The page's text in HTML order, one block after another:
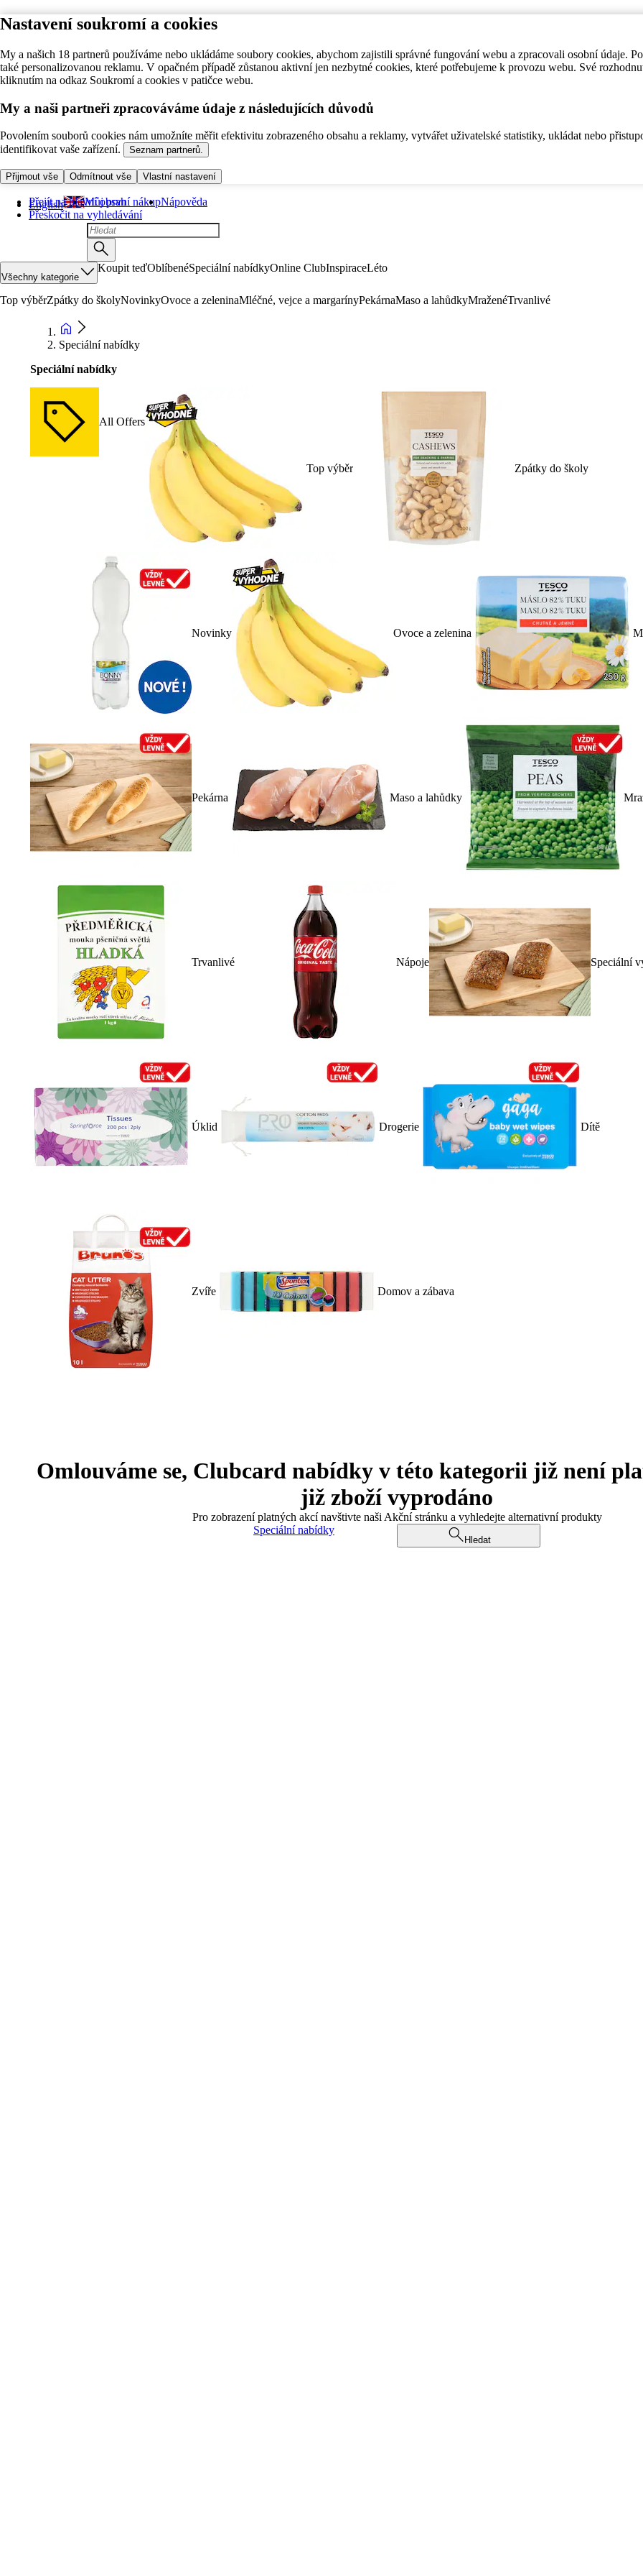
Nastavení soukromí a cookies
My a našich 18 partnerů používáme nebo ukládáme soubory cookies, abychom zajistili správné fungování webu a zpracovali osobní údaje.
také personalizovanou reklamu. V opačném případě zůstanou aktivní jen nezbytné cookies, které potřebujeme k provozu webu. Své
kliknutím na odkaz Soukromí a cookies v patičce webu.
My a naši partneři zpracováváme údaje z následujících důvodů
Povolením souborů cookies nám umožníte měřit efektivitu zobrazeného obsahu a reklamy, vytvářet uživatelské statistiky, ukládat nebo
identifikovat vaše zařízení.
Seznam partnerů.
Přijmout vše Odmítnout vše Vlastní nastavení
Přejít na hlavní obsah
Přeskočit na vyhledávání
English Můj první nákupNápověda
Všechny kategorie
Koupit teďOblíbenéSpeciální nabídkyOnline ClubInspiraceLéto
Top výběrZpátky do školyNovinkyOvoce a zeleninaMléčné, vejce a margarínyPekárnaMaso a lahůdkyMraženéTrvanlivé
Speciální nabídky
Speciální nabídky
All Offers
Top výběr Zpátky do školy
Novinky Ovoce a zelenina
Pekárna Maso a lahůdky
Trvanlivé Nápoje Speciální
Úklid Drogerie Dítě
Zvíře Domov a zábava
Omlouváme se, Clubcard nabídky v této kategorii již není
již zboží vyprodáno
Pro zobrazení platných akcí navštivte naši Akční stránku a vyhledejte alternativní produkty
Speciální nabídky
Hledat